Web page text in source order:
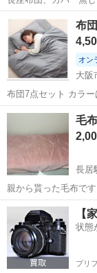
120cm、横：68cm。
汚れはありません。
した。...
大阪 大阪市
布
オン
大阪
布団7点セット カラ
の1週間ほど使用しま
大阪 大阪市
毛布
長居
親から貰った毛布で
使っていました。喫
のものがあります。
大阪 大阪市
【
状態
プリ